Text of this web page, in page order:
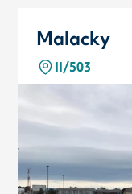
Malacky
II/503